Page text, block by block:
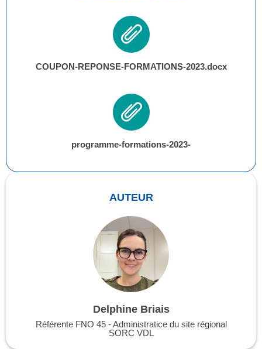
COUPON-REPONSE-FORMATIONS-2023.docx
programme-formations-2023-
AUTEUR
Delphine Briais
Référente FNO 45 - Administratice du site régional
SORC VDL